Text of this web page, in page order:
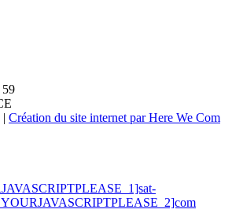
59
| Création du site internet par Here We Com